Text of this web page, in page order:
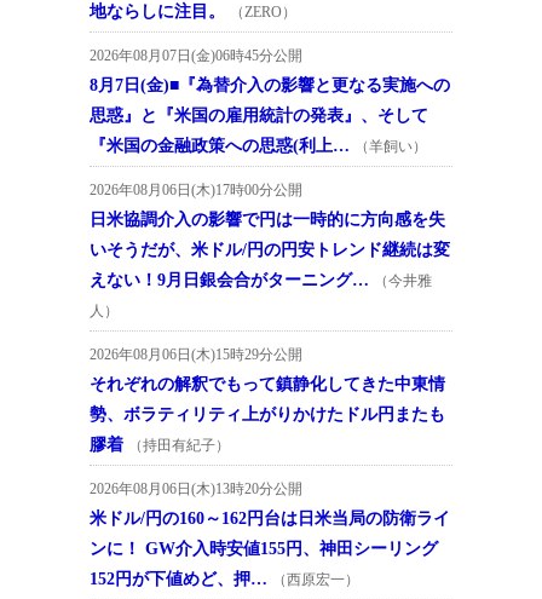
地ならしに注目。
（ZERO）
2026年08月07日(金)06時45分公開
8月7日(金)■『為替介入の影響と更なる実施への
思惑』と『米国の雇用統計の発表』、そして
『米国の金融政策への思惑(利上…
（羊飼い）
2026年08月06日(木)17時00分公開
日米協調介入の影響で円は一時的に方向感を失
いそうだが、米ドル/円の円安トレンド継続は変
えない！9月日銀会合がターニング…
（今井雅
人）
2026年08月06日(木)15時29分公開
それぞれの解釈でもって鎮静化してきた中東情
勢、ボラティリティ上がりかけたドル円またも
膠着
（持田有紀子）
2026年08月06日(木)13時20分公開
米ドル/円の160～162円台は日米当局の防衛ライ
ンに！ GW介入時安値155円、神田シーリング
152円が下値めど、押…
（西原宏一）